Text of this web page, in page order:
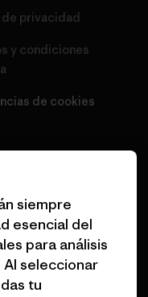
privacidad
y condiciones
de cookies
para profesionales
de afiliados
sitio Patagonia
siempre
esencial del
para análisis
seleccionar
tu